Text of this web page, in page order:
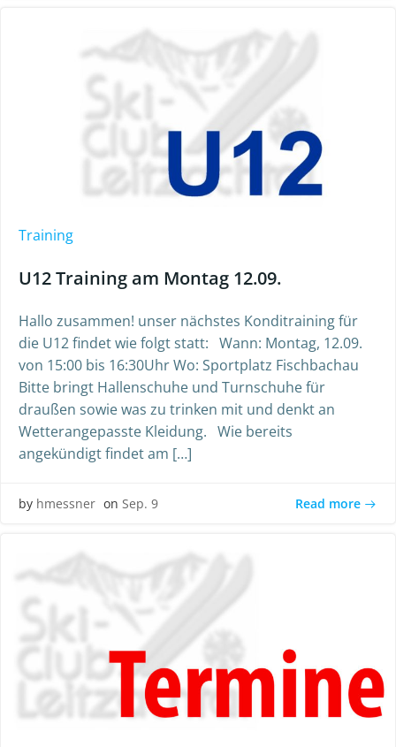
Training
U12 Training am Montag 12.09.
Hallo zusammen! unser nächstes Konditraining für
die U12 findet wie folgt statt: Wann: Montag, 12.09.
von 15:00 bis 16:30Uhr Wo: Sportplatz Fischbachau
Bitte bringt Hallenschuhe und Turnschuhe für
draußen sowie was zu trinken mit und denkt an
Wetterangepasste Kleidung. Wie bereits
angekündigt findet am […]
by hmessner on Sep. 9 Read more